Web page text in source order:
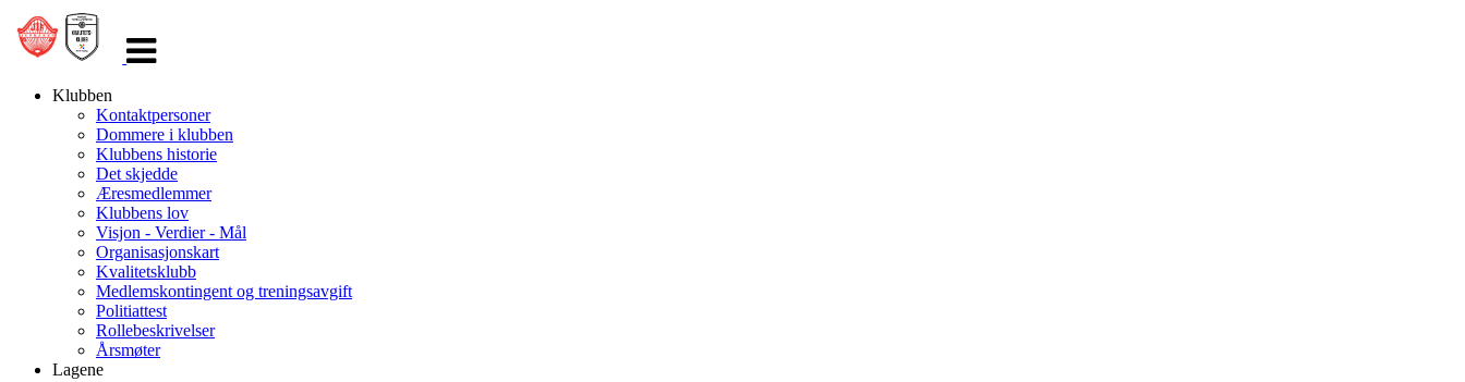
navigasjon
Klubben
Kontaktpersoner
Dommere i klubben
Klubbens historie
Det skjedde
Æresmedlemmer
Klubbens lov
Visjon - Verdier - Mål
Organisasjonskart
Kvalitetsklubb
Medlemskontingent og treningsavgift
Politiattest
Rollebeskrivelser
Årsmøter
Lagene